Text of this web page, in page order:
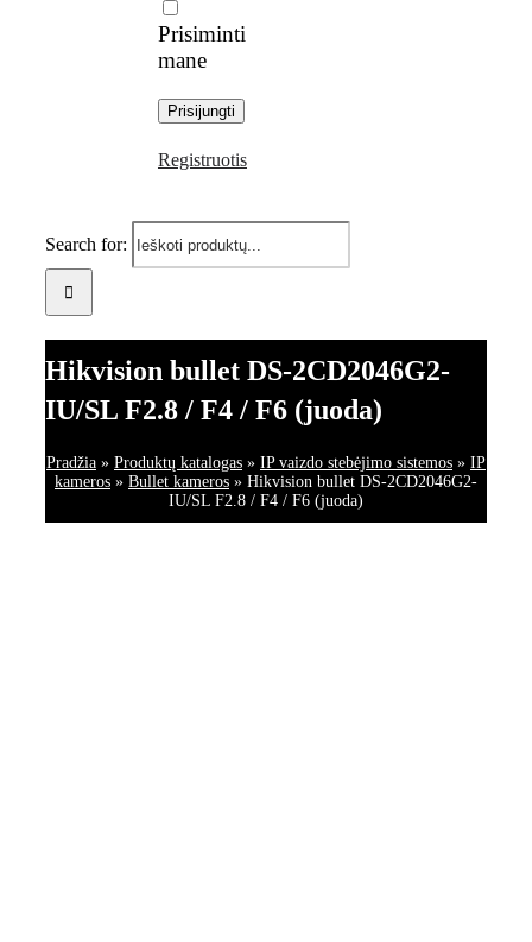
Prisiminti
mane
Registruotis
Search for:
Hikvision bullet DS-2CD2046G2-
IU/SL F2.8 / F4 / F6 (juoda)
Pradžia » Produktų katalogas » IP vaizdo stebėjimo sistemos » IP
kameros » Bullet kameros » Hikvision bullet DS-2CD2046G2-
IU/SL F2.8 / F4 / F6 (juoda)